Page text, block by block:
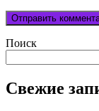
Поиск
Свежие